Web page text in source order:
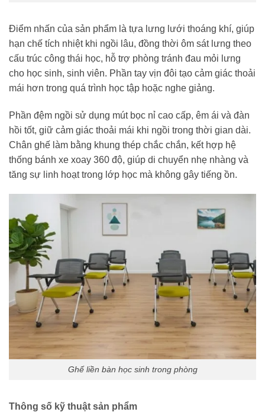
Điểm nhấn của sản phẩm là tựa lưng lưới thoáng khí, giúp
hạn chế tích nhiệt khi ngồi lâu, đồng thời ôm sát lưng theo
cấu trúc công thái học, hỗ trợ phòng tránh đau mỏi lưng
cho học sinh, sinh viên. Phần tay vịn đôi tạo cảm giác thoải
mái hơn trong quá trình học tập hoặc nghe giảng.
Phần đệm ngồi sử dụng mút bọc nỉ cao cấp, êm ái và đàn
hồi tốt, giữ cảm giác thoải mái khi ngồi trong thời gian dài.
Chân ghế làm bằng khung thép chắc chắn, kết hợp hệ
thống bánh xe xoay 360 độ, giúp di chuyển nhẹ nhàng và
tăng sự linh hoạt trong lớp học mà không gây tiếng ồn.
Ghế liền bàn học sinh trong phòng
Thông số kỹ thuật sản phẩm